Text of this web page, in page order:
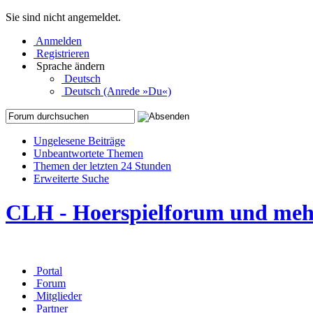
Sie sind nicht angemeldet.
Anmelden
Registrieren
Sprache ändern
Deutsch
Deutsch (Anrede »Du«)
Ungelesene Beiträge
Unbeantwortete Themen
Themen der letzten 24 Stunden
Erweiterte Suche
CLH - Hoerspielforum und
Portal
Forum
Mitglieder
Partner